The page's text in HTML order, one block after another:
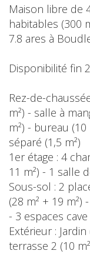
Maison libre de
habitables (300
7.8 ares à
Disponibilité fin
Rez-de-
m²) - salle à
m²) - bureau
séparé (1,5 m²)
1er étage : 4
11 m²) - 1 salle
Sous-sol : 2
(28 m² + 19 m²)
- 3 espaces cave
Extérieur :
terrasse 2 (10